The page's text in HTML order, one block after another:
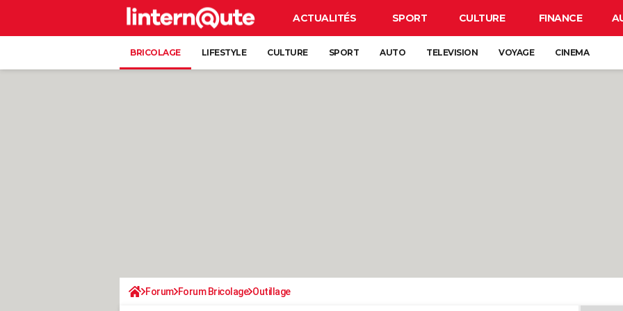
ACTUALITÉS SPORT CULTURE FINANCE
BRICOLAGE LIFESTYLE CULTURE SPORT AUTO TELEVISION VOYAGE CINEMA
Forum Forum Bricolage Outillage